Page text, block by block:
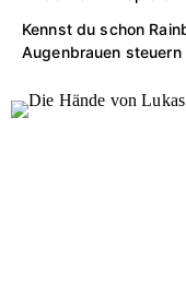
Kennst du schon
Augenbrauen steuern